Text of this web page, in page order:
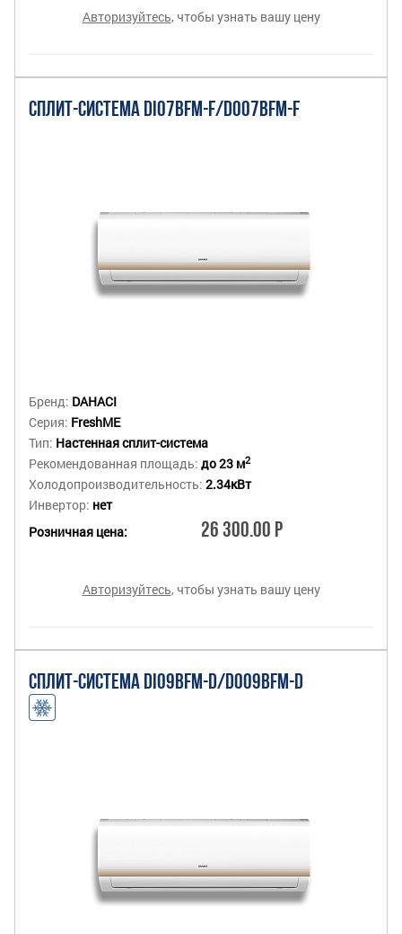
Авторизуйтесь, чтобы узнать вашу цену
СПЛИТ-СИСТЕМА DI07BFM-F/DO07BFM-F
Бренд: DAHACI
Серия: FreshME
Тип: Настенная сплит-система
Рекомендованная площадь: до 23 м2
Холодопроизводительность: 2.34кВт
Инвертор: нет
Розничная цена:
26 300.00 Р
Авторизуйтесь, чтобы узнать вашу цену
СПЛИТ-СИСТЕМА DI09BFM-D/DO09BFM-D